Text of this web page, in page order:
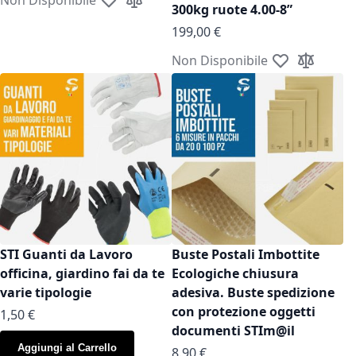
Aggiungi alla lista desideri
Aggiungi al confronto
300kg ruote 4.00-8”
199,00 €
Non Disponibile Aggiungi alla
Aggiungi
STI Guanti da Lavoro
officina, giardino fai da te
varie tipologie
As low as
1,50 €
Aggiungi al Carrello
Buste Postali Imbottite
Ecologiche chiusura
adesiva. Buste spedizione
con protezione oggetti
documenti STIm@il
As low as